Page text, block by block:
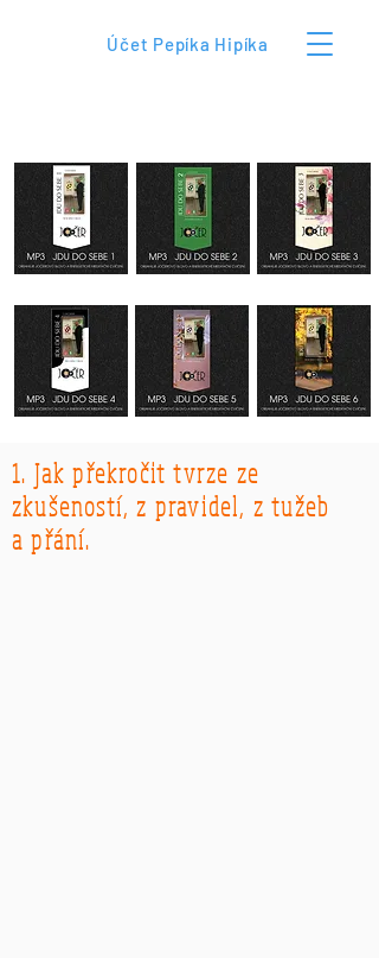
Účet Pepíka Hipíka
1. Jak překročit tvrze ze
zkušeností, z pravidel, z tužeb
a přání.